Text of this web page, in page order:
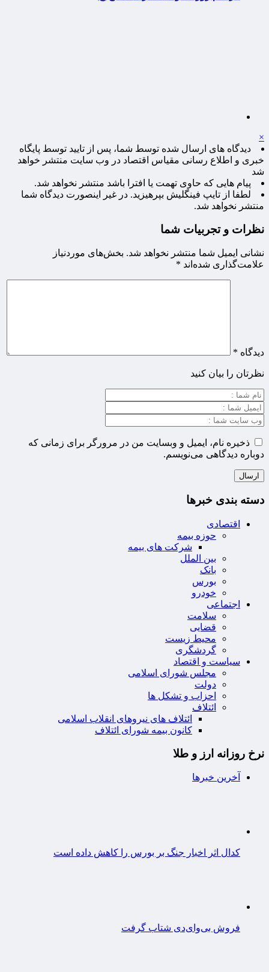
×
دیدگاه های ارسال شده توسط شما، پس از تایید توسط پایگاه
خبری و اطلاع رسانی مقیاس اقتصاد در وب سایت منتشر خواهد
شد
پیام هایی که حاوی تهمت یا افترا باشد منتشر نخواهد شد.
لطفا از تایپ فینگلیش بپرهیزید. در غیر اینصورت دیدگاه شما
منتشر نخواهد شد.
نظرات و تجربیات شما
نشانی ایمیل شما منتشر نخواهد شد. بخش‌های موردنیاز
علامت‌گذاری شده‌اند *
دیدگاه *
نظرتان را بیان کنید
ذخیره نام، ایمیل و وبسایت من در مرورگر برای زمانی که
دوباره دیدگاهی می‌نویسم.
دسته بندی خبرها
اقتصادی
حوزه بیمه
شرکت های بیمه
بین الملل
بانک
بورس
خودرو
اجتماعی
سلامت
قضایی
محیط زیست
گردشگری
سیاست و اقتصاد
مجلس شورای اسلامی
دولت
احزاب و تشکل ها
ائتلاف
ائتلاف های نیروهای انقلاب اسلامی
کانون بیمه شورای ائتلاف
نرخ روزانه ارز و طلا
آخرین خبرها
کدال اثر اخبار جنگ بر بورس را کاهش داده است
فروش بی‌وای‌دی شتاب گرفت